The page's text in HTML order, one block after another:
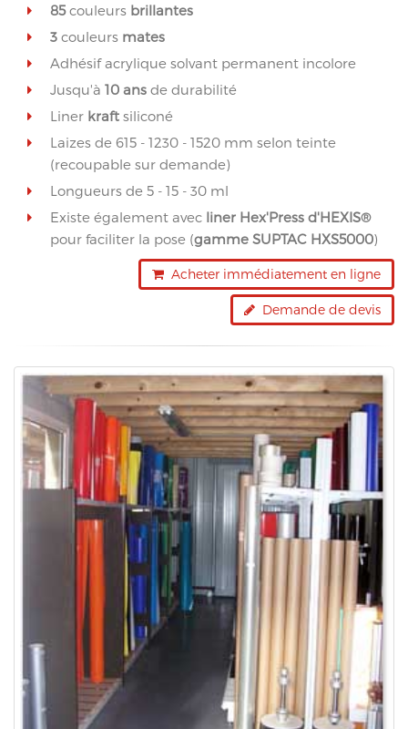
85couleurs brillantes
3 couleurs mates
Adhésif acrylique solvant permanent incolore
Jusqu'à 10 ans de durabilité
Liner kraft siliconé
Laizes de 615 - 1230 - 1520 mm selon teinte
(recoupable sur demande)
Longueurs de 5 - 15 - 30 ml
Existe également avec liner Hex'Press d'HEXIS®
pour faciliter la pose (gamme SUPTAC HXS5000)
Acheter immédiatement en ligne
Demande de devis